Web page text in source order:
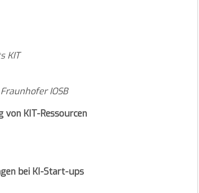
KIT
IOSB
KIT-Ressourcen
bei KI-Start-ups